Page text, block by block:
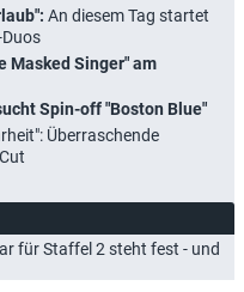
An diesem Tag startet
Masked Singer" am
Spin-off "Boston Blue"
Überraschende
für Staffel 2 steht fest - und